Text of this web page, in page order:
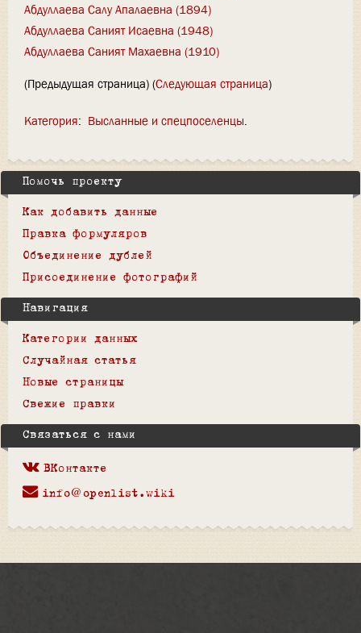
Абдуллаева Салу Апалаевна (1894)
Абдуллаева Саният Исаевна (1948)
Абдуллаева Саният Махаевна (1910)
(Предыдущая страница) (Следующая страница)
Категория: Высланные и спецпоселенцы
Помочь проекту
Как добавить данные
Правка формуляров
Объединение дублей
Присоединение фотографий
Навигация
Категории данных
Случайная статья
Новые страницы
Свежие правки
Связаться с нами
ВКонтакте
info@openlist.wiki